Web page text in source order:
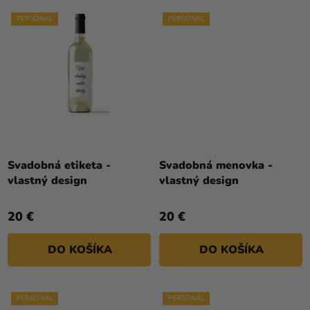
PERSONAL
Svadobná etiketa -
vlastný design
20 €
DO KOŠÍKA
PERSONAL
Svadobná menovka -
vlastný design
20 €
DO KOŠÍKA
PERSONAL PERSONAL